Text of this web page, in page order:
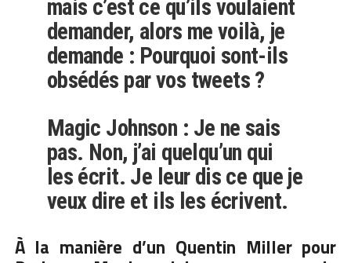
mais c’est ce qu’ils voulaient
demander, alors me voilà, je
demande : Pourquoi sont-ils
obsédés par vos tweets ?
Magic Johnson : Je ne sais
pas. Non, j’ai quelqu’un qui
les écrit. Je leur dis ce que je
veux dire et ils les écrivent.
À la manière d’un Quentin Miller pour